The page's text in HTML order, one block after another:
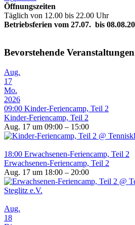
Öffnungszeiten
Täglich von 12.00 bis 22.00 Uhr
Betriebsferien vom 27.07. bis
Bevorstehende Veranstaltungen
Aug.
17
Mo.
2026
09:00 Kinder-Feriencamp, Teil 2
Kinder-Feriencamp, Teil 2
Aug. 17 um 09:00 – 15:00
18:00 Erwachsenen-Feriencamp, Teil 2
Erwachsenen-Feriencamp, Teil 2
Aug. 17 um 18:00 – 20:00
Aug.
18